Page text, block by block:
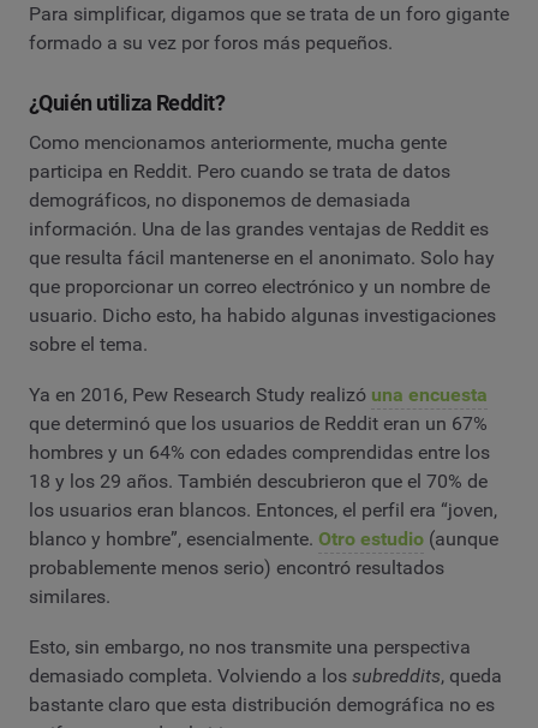
Para simplificar, digamos que se trata de un foro gigante
formado a su vez por foros más pequeños.
¿Quién utiliza Reddit?
Como mencionamos anteriormente, mucha gente
participa en Reddit. Pero cuando se trata de datos
demográficos, no disponemos de demasiada
información. Una de las grandes ventajas de Reddit es
que resulta fácil mantenerse en el anonimato. Solo hay
que proporcionar un correo electrónico y un nombre de
usuario. Dicho esto, ha habido algunas investigaciones
sobre el tema.
Ya en 2016, Pew Research Study realizó una encuesta
que determinó que los usuarios de Reddit eran un 67%
hombres y un 64% con edades comprendidas entre los
18 y los 29 años. También descubrieron que el 70% de
los usuarios eran blancos. Entonces, el perfil era “joven,
blanco y hombre”, esencialmente. Otro estudio (aunque
probablemente menos serio) encontró resultados
similares.
Esto, sin embargo, no nos transmite una perspectiva
demasiado completa. Volviendo a los subreddits, queda
bastante claro que esta distribución demográfica no es